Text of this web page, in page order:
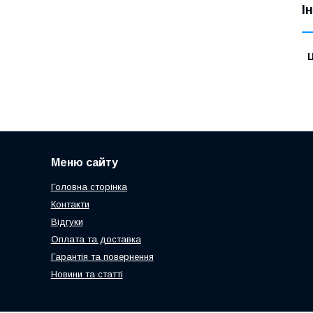
Меню сайту
Головна сторінка
Контакти
Відгуки
Оплата та доставка
Гарантія та повернення
Новини та статті